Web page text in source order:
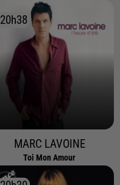
20h38
20h38
MARC LAVOINE
Toi Mon Amour